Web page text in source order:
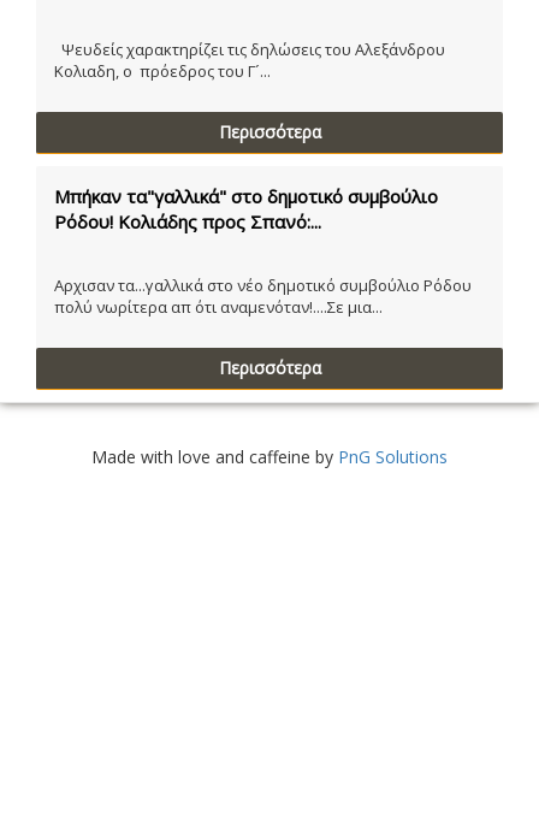
Ψευδείς χαρακτηρίζει τις δηλώσεις του Αλεξάνδρου
Κολιαδη, ο πρόεδρος του Γ´...
Περισσότερα
Μπήκαν τα"γαλλικά" στο δημοτικό συμβούλιο
Ρόδου! Κολιάδης προς Σπανό:...
Αρχισαν τα...γαλλικά στο νέο δημοτικό συμβούλιο Ρόδου
πολύ νωρίτερα απ ότι αναμενόταν!....Σε μια...
Περισσότερα
Made with love and caffeine by PnG Solutions